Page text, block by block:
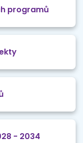
programů
- 2034